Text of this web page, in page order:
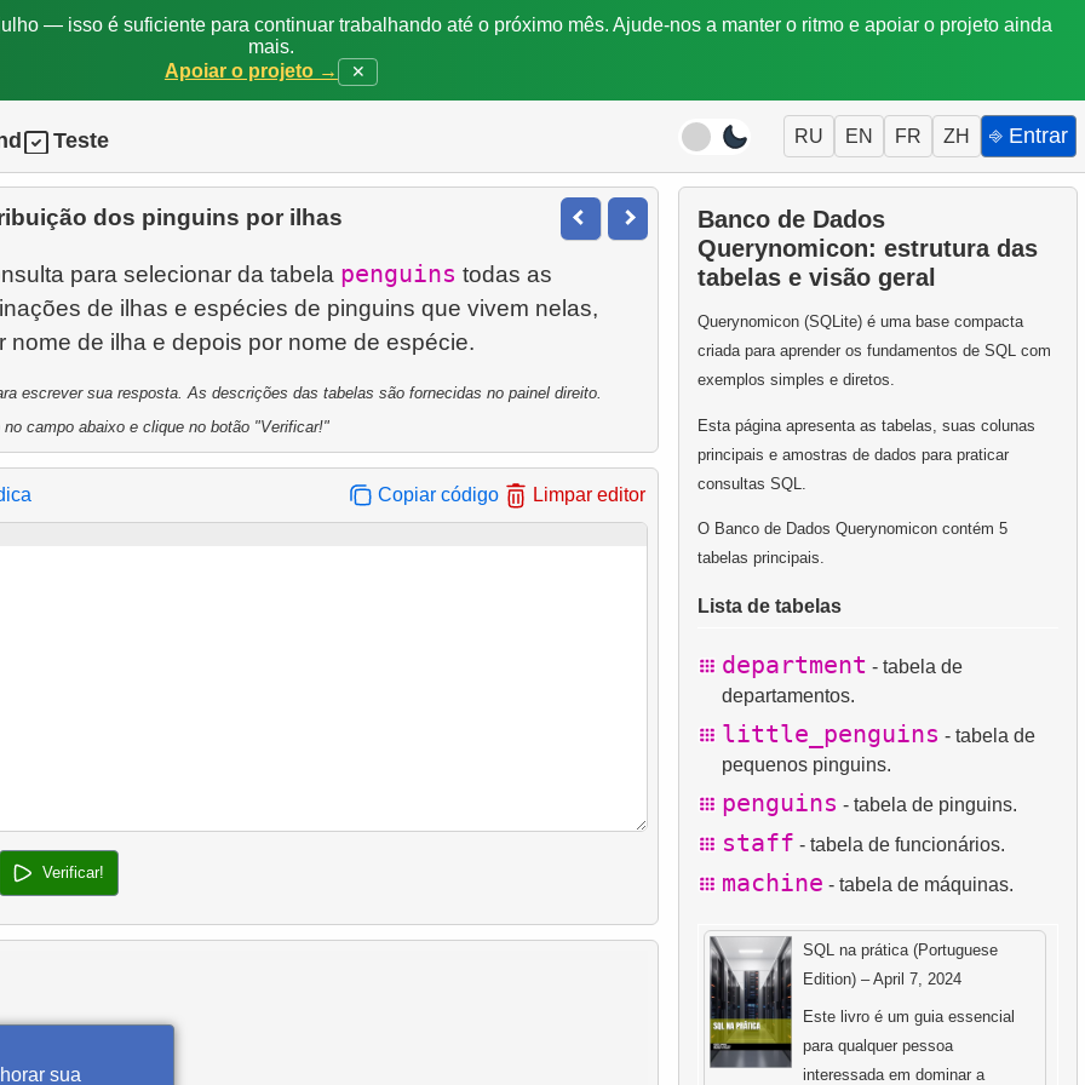
— isso é suficiente para continuar trabalhando até o próximo mês. Ajude-nos a manter o ritmo e apoiar o projeto ainda
mais.
Apoiar o projeto →
✕
Teste RU EN FR ZH ⎆ Entrar
dos pinguins por ilhas
para selecionar da tabela penguins todas as
de ilhas e espécies de pinguins que vivem nelas,
escrever sua resposta. As descrições das tabelas são fornecidas no painel direito.
campo abaixo e clique no botão "Verificar!"
Copiar código Limpar editor
Verificar!
Banco de Dados
Querynomicon: estrutura das
tabelas e visão geral
Querynomicon (SQLite) é uma base compacta
criada para aprender os fundamentos de SQL com
exemplos simples e diretos.
Esta página apresenta as tabelas, suas colunas
principais e amostras de dados para praticar
consultas SQL.
O Banco de Dados Querynomicon contém 5
tabelas principais.
Lista de tabelas
department - tabela de
departamentos.
little_penguins - tabela de
pequenos pinguins.
penguins - tabela de pinguins.
staff - tabela de funcionários.
machine - tabela de máquinas.
SQL na prática (Portuguese
Edition) – April 7, 2024
Este livro é um guia essencial
para qualquer pessoa
interessada em dominar a
sua